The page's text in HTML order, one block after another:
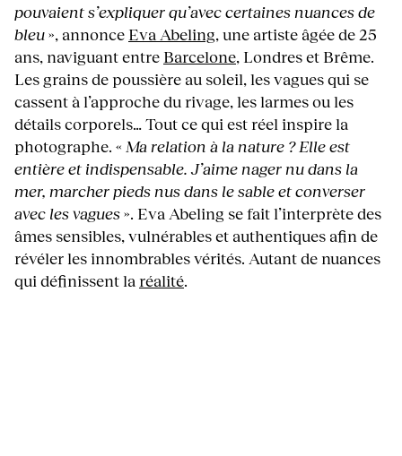
pouvaient s’expliquer qu’avec certaines nuances de
bleu», annonce Eva Abeling, une artiste âgée de 25
ans, naviguant entre Barcelone, Londres et Brême.
Les grains de poussière au soleil, les vagues qui se
cassent à l’approche du rivage, les larmes ou les
détails corporels… Tout ce qui est réel inspire la
photographe. « Ma relation à la nature ? Elle est
entière et indispensable. J’aime nager nu dans la
mer, marcher pieds nus dans le sable et converser
avec les vagues». Eva Abeling se fait l’interprète des
âmes sensibles, vulnérables et authentiques afin de
révéler les innombrables vérités. Autant de nuances
qui définissent la réalité.